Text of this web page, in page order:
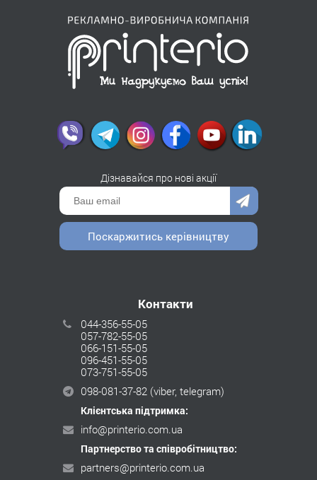
Дізнавайся про нові акції
Поскаржитись керівництву
Контакти
044-356-55-05
057-782-55-05
066-151-55-05
096-451-55-05
073-751-55-05
098-081-37-82 (viber, telegram)
Клієнтська підтримка:
info@printerio.com.ua
Партнерство та співробітництво:
partners@printerio.com.ua